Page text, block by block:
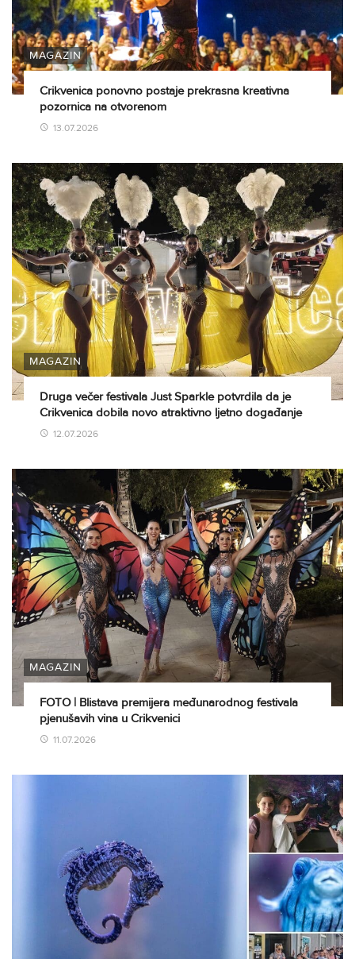
MAGAZIN
Crikvenica ponovno postaje prekrasna kreativna
pozornica na otvorenom
13.07.2026
MAGAZIN
Druga večer festivala Just Sparkle potvrdila da je
Crikvenica dobila novo atraktivno ljetno događanje
12.07.2026
MAGAZIN
FOTO | Blistava premijera međunarodnog festivala
pjenušavih vina u Crikvenici
11.07.2026